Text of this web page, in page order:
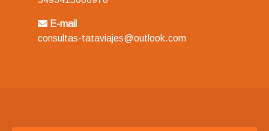
E-mail
consultas-tataviajes@outlook.com